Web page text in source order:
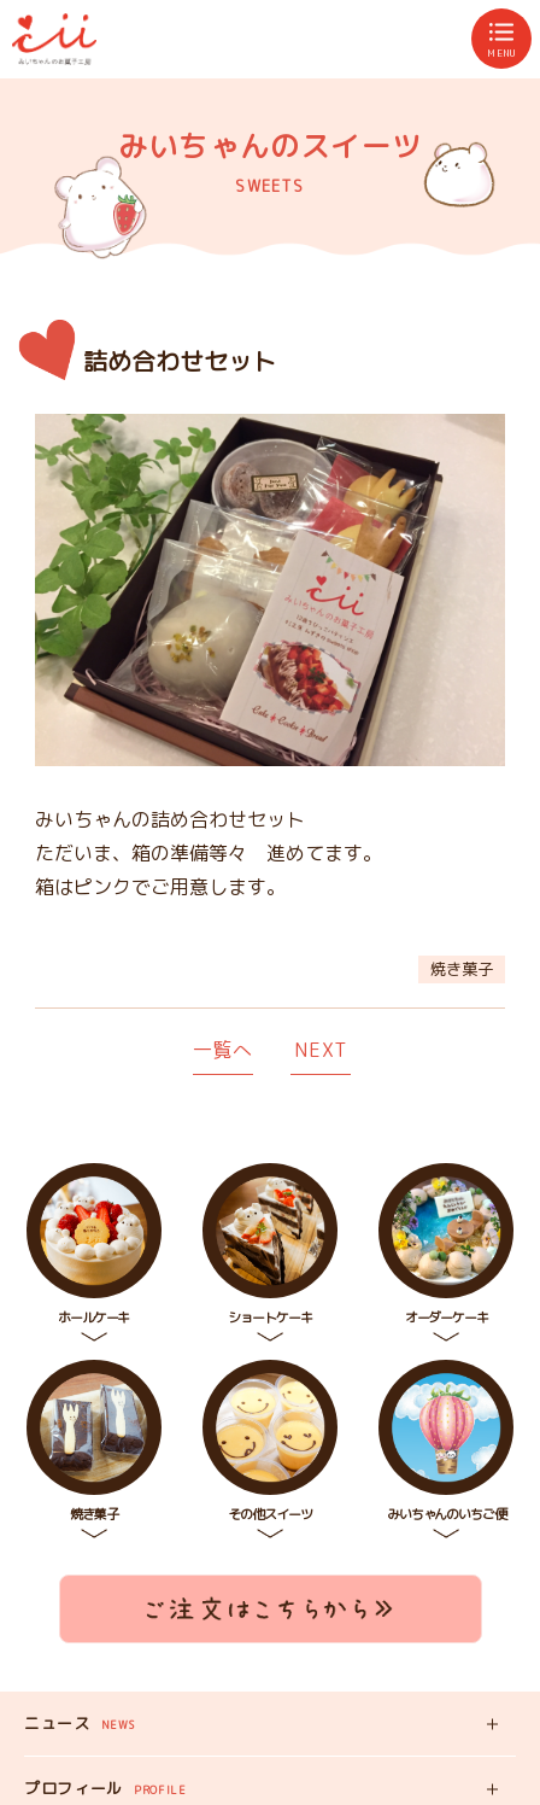
MENU
みいちゃんのスイーツ
SWEETS
詰め合わせセット
みいちゃんの詰め合わせセット
ただいま、箱の準備等々 進めてます。
箱はピンクでご用意します。
焼き菓子
一覧へ NEXT
ホールケーキ ショートケーキ オーダーケーキ
焼き菓子 その他スイーツ みいちゃんのいちご便
ニュース NEWS
新着記事
プロフィール PROFILE